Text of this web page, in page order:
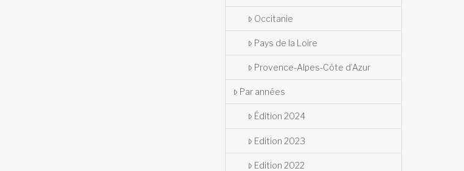
Occitanie
Pays de la Loire
Provence-Alpes-Côte d’Azur
Par années
Édition 2024
Edition 2023
Edition 2022